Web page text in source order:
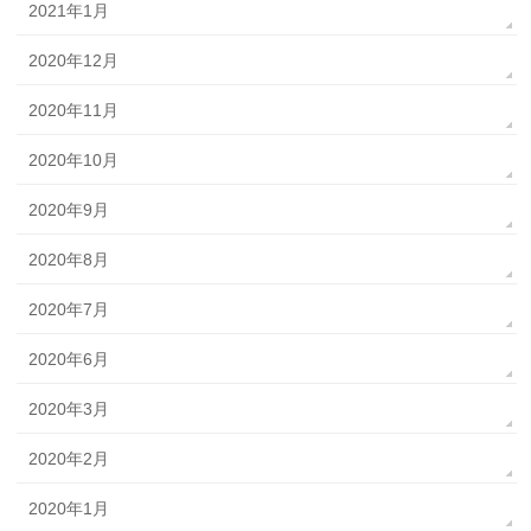
2021年1月
2020年12月
2020年11月
2020年10月
2020年9月
2020年8月
2020年7月
2020年6月
2020年3月
2020年2月
2020年1月